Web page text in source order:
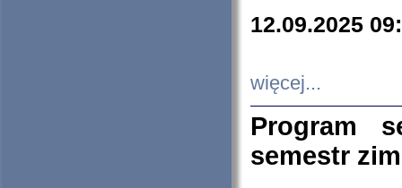
12.09.2025
więcej...
Program
semestr